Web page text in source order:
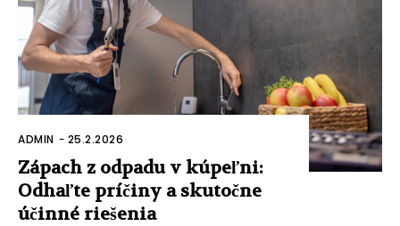
ADMIN - 25.2.2026
Zápach z odpadu v kúpeľni:
Odhaľte príčiny a skutočne
účinné riešenia